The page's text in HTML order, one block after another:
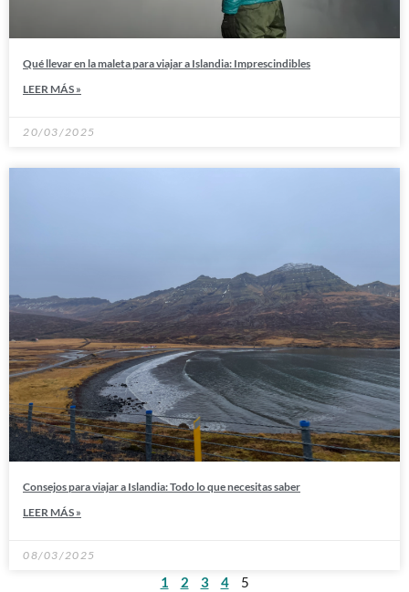
Qué llevar en la maleta para viajar a Islandia: Imprescindibles
LEER MÁS »
20/03/2025
Consejos para viajar a Islandia: Todo lo que necesitas saber
LEER MÁS »
08/03/2025
1 2 3 4 5